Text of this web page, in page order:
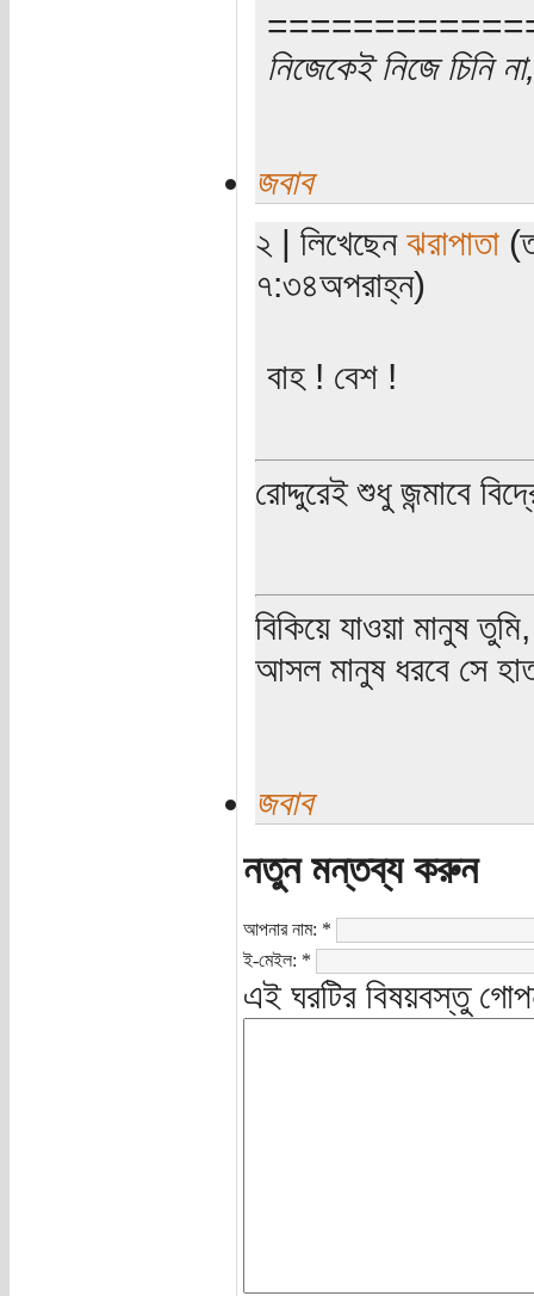
নিজেকেই নিজে চিনি
জবাব
২ | লিখেছেন ঝরাপাতা
৭:৩৪অপরাহ্ন)
বাহ ! বেশ !
রোদ্দুরেই শুধু জন্মাবে
বিকিয়ে যাওয়া মানুষ
আসল মানুষ ধরবে সে
জবাব
নতুন মন্তব্য করুন
আপনার নাম: *
ই-মেইল: *
এই ঘরটির বিষয়বস্তু